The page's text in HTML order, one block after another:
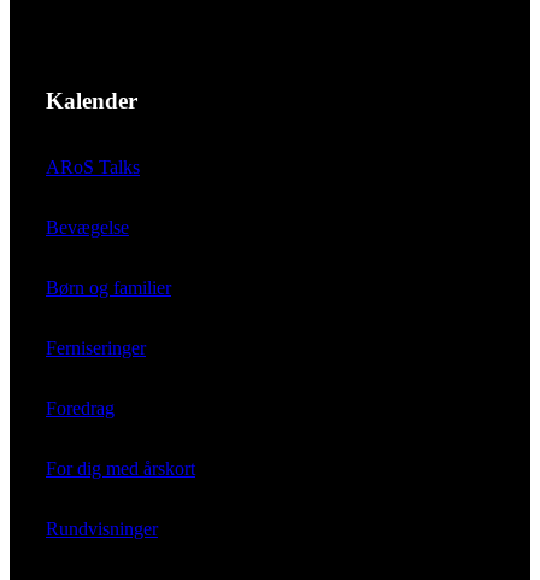
Kalender
ARoS Talks
Bevægelse
Børn og familier
Ferniseringer
Foredrag
For dig med årskort
Rundvisninger